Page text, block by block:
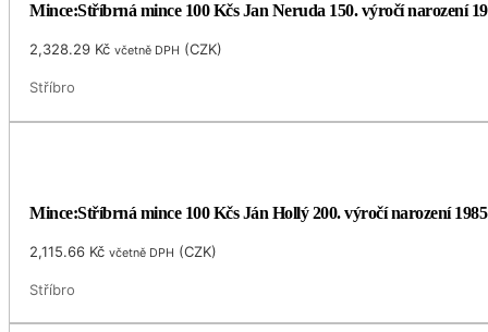
Mince:Stříbrná mince 100 Kčs Jan Neruda 150. výročí narození
2,328.29 Kč včetně DPH (CZK)
Stříbro
Mince:Stříbrná mince 100 Kčs Ján Hollý 200. výročí narození 1985
2,115.66 Kč včetně DPH (CZK)
Stříbro